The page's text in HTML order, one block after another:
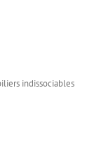
indissociables